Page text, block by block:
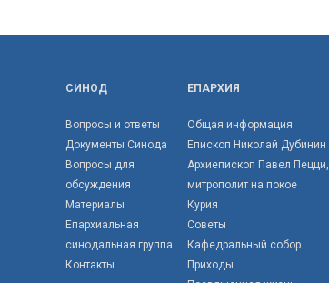
СИНОД
Вопросы и ответы
Документы Синода
Вопросы для
обсуждения
Материалы
Епархиальная
синодальная группа
Контакты
ЕПАРХИЯ
Общая информация
Епископ Николай Дубинин
Архиепископ Павел Пецци,
митрополит на покое
Курия
Советы
Кафедральный собор
Приходы